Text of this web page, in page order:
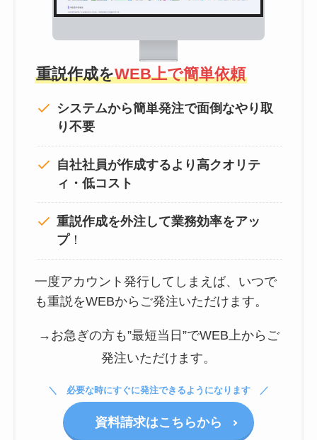
重説作成をWEB上で簡単依頼
システムから簡単発注で面倒なやり取
り不要
自社社員が作成するより高クオリテ
ィ・低コスト
重説作成を外注して業務効率をアッ
プ！
一度アカウント発行してしまえば、いつで
も重説をWEBからご発注いただけます。
→お急ぎの方も”最短当日”でWEB上からご
発注いただけます。
必要な時にすぐに発注できるようになります
資料請求はこちらから